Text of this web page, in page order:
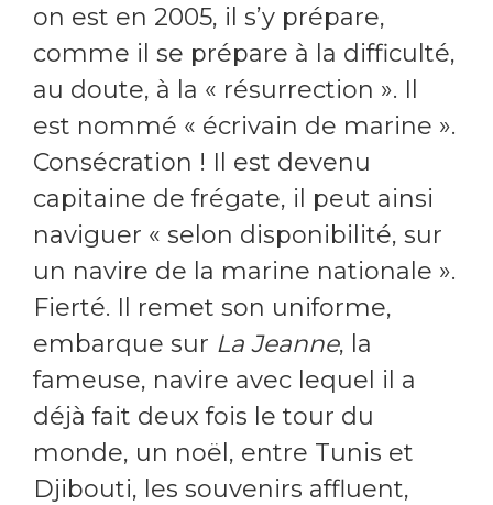
on est en 2005, il s’y prépare,
comme il se prépare à la difficulté,
au doute, à la « résurrection ». Il
est nommé « écrivain de marine ».
Consécration ! Il est devenu
capitaine de frégate, il peut ainsi
naviguer « selon disponibilité, sur
un navire de la marine nationale ».
Fierté. Il remet son uniforme,
embarque sur La Jeanne, la
fameuse, navire avec lequel il a
déjà fait deux fois le tour du
monde, un noël, entre Tunis et
Djibouti, les souvenirs affluent,